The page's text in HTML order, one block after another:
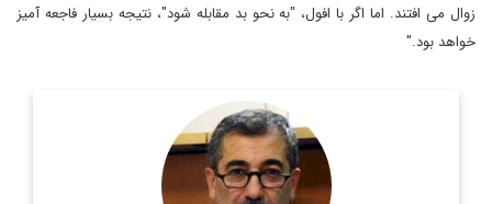
زوال می افتند. اما اگر با افول، "به نحو بد مقابله شود"، نتیجه بسیار فاجعه آمیز
خواهد بود."
مترجم و پژوهشگر و متخصص امور اروپا
اطلاعات بیشتر